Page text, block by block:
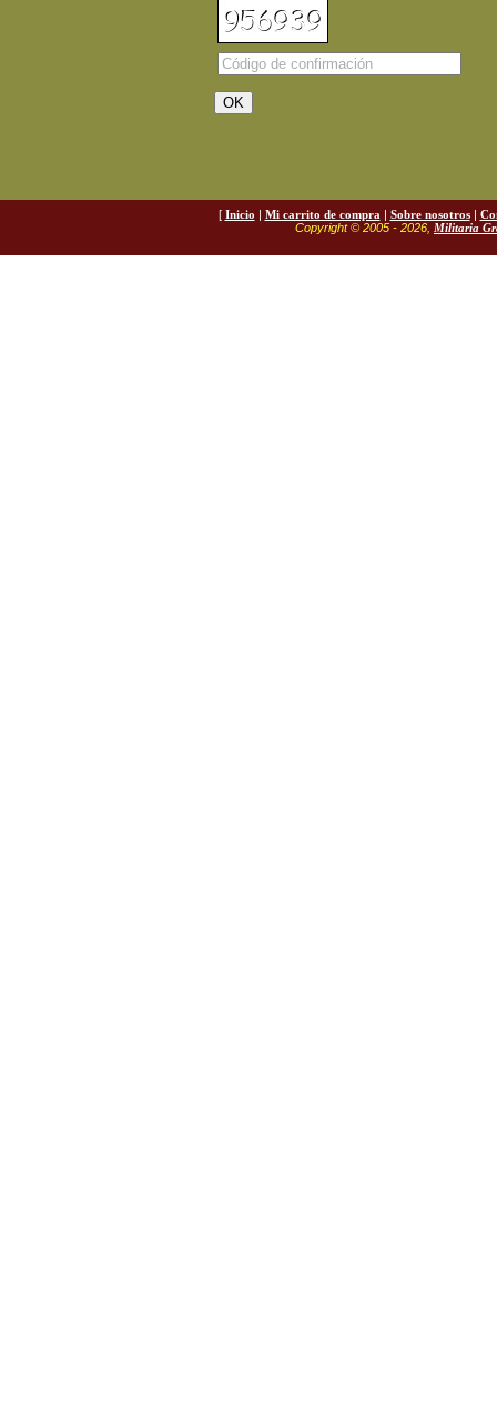
[ Inicio | Mi carrito de compra | Sobre nosotros|
Copyright © 2005 - 2026, Militaria